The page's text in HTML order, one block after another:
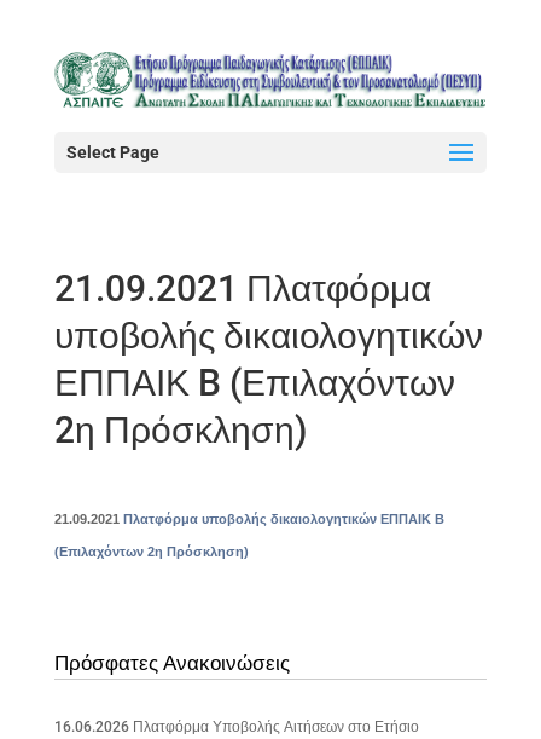
Select Page
21.09.2021 Πλατφόρμα
υποβολής δικαιολογητικών
ΕΠΠΑΙΚ B (Επιλαχόντων
2η Πρόσκληση)
21.09.2021 Πλατφόρμα υποβολής δικαιολογητικών ΕΠΠΑΙΚ B
(Επιλαχόντων 2η Πρόσκληση)
Πρόσφατες Ανακοινώσεις
16.06.2026 Πλατφόρμα Υποβολής Αιτήσεων στο Ετήσιο